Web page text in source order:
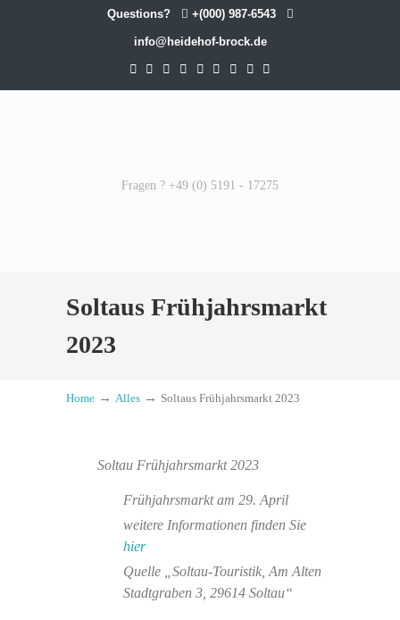
Questions? +(000) 987-6543
info@heidehof-brock.de
Fragen ? +49 (0) 5191 - 17275
Soltaus Frühjahrsmarkt
2023
Home → Alles → Soltaus Frühjahrsmarkt 2023
Soltau Frühjahrsmarkt 2023
Frühjahrsmarkt am 29. April
weitere Informationen finden Sie
hier
Quelle „Soltau-Touristik, Am Alten
Stadtgraben 3, 29614 Soltau“